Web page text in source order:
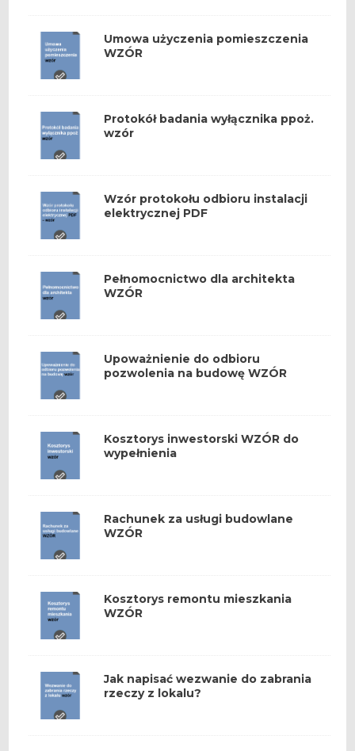
Umowa użyczenia pomieszczenia
WZÓR
Protokół badania wyłącznika ppoż.
wzór
Wzór protokołu odbioru instalacji
elektrycznej PDF
Pełnomocnictwo dla architekta
WZÓR
Upoważnienie do odbioru
pozwolenia na budowę WZÓR
Kosztorys inwestorski WZÓR do
wypełnienia
Rachunek za usługi budowlane
WZÓR
Kosztorys remontu mieszkania
WZÓR
Jak napisać wezwanie do zabrania
rzeczy z lokalu?